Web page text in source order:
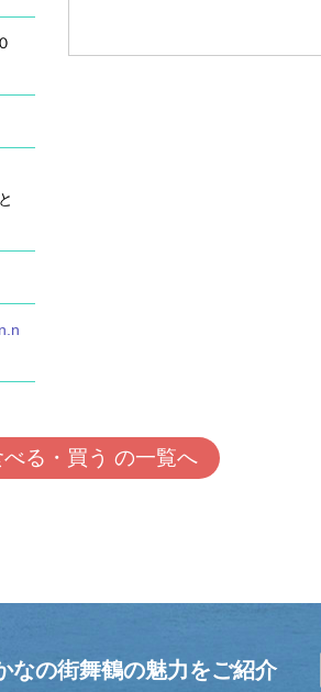
べる・買う の一覧へ
なの街舞鶴の魅力をご紹介